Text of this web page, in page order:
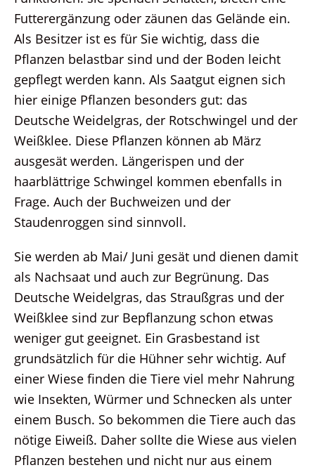
Futterergänzung oder zäunen das Gelände ein.
Als Besitzer ist es für Sie wichtig, dass die
Pflanzen belastbar sind und der Boden leicht
gepflegt werden kann. Als Saatgut eignen sich
hier einige Pflanzen besonders gut: das
Deutsche Weidelgras, der Rotschwingel und der
Weißklee. Diese Pflanzen können ab März
ausgesät werden. Längerispen und der
haarblättrige Schwingel kommen ebenfalls in
Frage. Auch der Buchweizen und der
Staudenroggen sind sinnvoll.
Sie werden ab Mai/ Juni gesät und dienen damit
als Nachsaat und auch zur Begrünung. Das
Deutsche Weidelgras, das Straußgras und der
Weißklee sind zur Bepflanzung schon etwas
weniger gut geeignet. Ein Grasbestand ist
grundsätzlich für die Hühner sehr wichtig. Auf
einer Wiese finden die Tiere viel mehr Nahrung
wie Insekten, Würmer und Schnecken als unter
einem Busch. So bekommen die Tiere auch das
nötige Eiweiß. Daher sollte die Wiese aus vielen
Pflanzen bestehen und nicht nur aus einem